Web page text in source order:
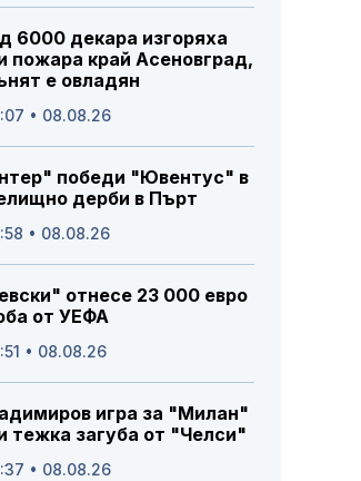
6000 декара изгоряха
пожара край Асеновград,
е овладян
• 08.08.26
победи "Ювентус" в
дерби в Пърт
• 08.08.26
отнесе 23 000 евро
от УЕФА
• 08.08.26
игра за "Милан"
тежка загуба от "Челси"
• 08.08.26